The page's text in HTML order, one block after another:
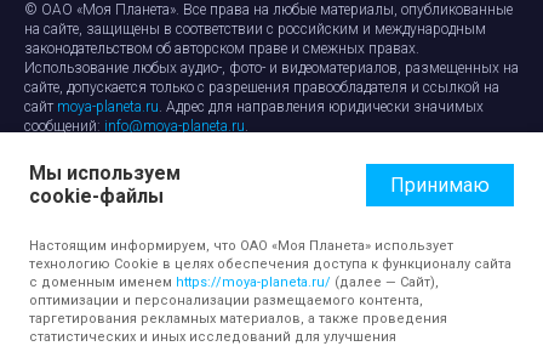
© ОАО «Моя Планета». Все права на любые материалы, опубликованные
на сайте, защищены в соответствии с российским и международным
законодательством об авторском праве и смежных правах.
Использование любых аудио-, фото- и видеоматериалов, размещенных на
сайте, допускается только с разрешения правообладателя и ссылкой на
сайт moya-planeta.ru. Адрес для направления юридически значимых
сообщений: info@moya-planeta.ru.
Правила сайтаРабота с cookie-файлами
Защита персональных данных
Обработка персональных данных
Мы используем
cookie-файлы
Принимаю
Настоящим информируем, что ОАО «Моя Планета» использует
технологию Cookie в целях обеспечения доступа к функционалу сайта
с доменным именем https://moya-planeta.ru/ (далее — Сайт),
оптимизации и персонализации размещаемого контента,
таргетирования рекламных материалов, а также проведения
статистических и иных исследований для улучшения